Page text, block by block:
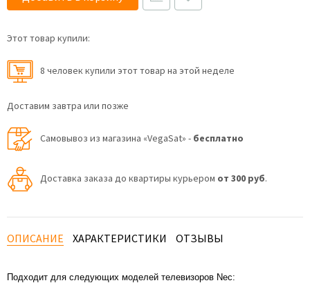
Этот товар купили:
8 человек купили этот товар на этой неделе
Доставим завтра или позже
Самовывоз из магазина «VegaSat» - бесплатно
Доставка заказа до квартиры курьером от 300 руб.
ОПИСАНИЕ ХАРАКТЕРИСТИКИ ОТЗЫВЫ
Подходит для следующих моделей телевизоров Nec: